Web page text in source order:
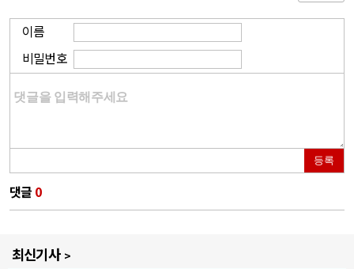
이름
비밀번호
등록
댓글 0
최신기사